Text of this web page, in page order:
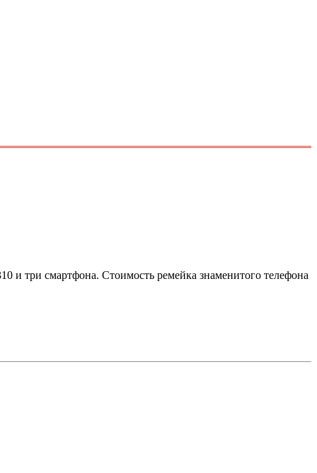
и три смартфона. Стоимость ремейка знаменитого телефона